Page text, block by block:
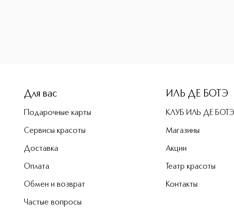
Для вас
Подарочные карты
Сервисы красоты
Доставка
Оплата
Обмен и возврат
Частые вопросы
ИЛЬ ДЕ БОТЭ
КЛУБ ИЛЬ ДЕ БОТЭ
Магазины
Акции
Театр красоты
Контакты